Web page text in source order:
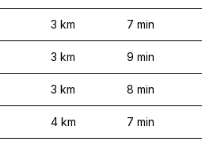
3 km 7 min
3 km 9 min
3 km 8 min
4 km 7 min